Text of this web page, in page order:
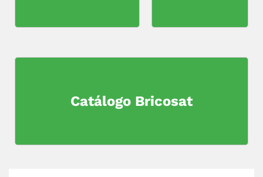
Catálogo Bricosat